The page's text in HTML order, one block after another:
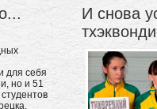
для себя
но и 51
И снова